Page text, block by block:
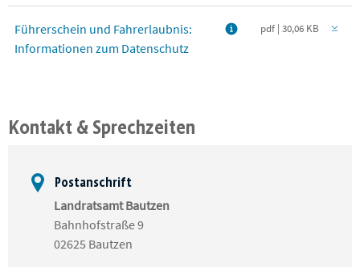
Führerschein und Fahrerlaubnis:
Informationen zum Datenschutz
pdf | 30,06 KB
Kontakt & Sprechzeiten
Postanschrift
Landratsamt Bautzen
Bahnhofstraße 9
02625 Bautzen